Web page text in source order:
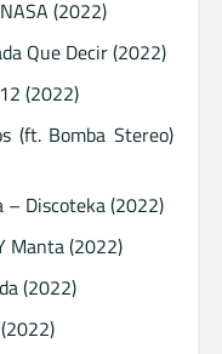
(2022)
Que Decir (2022)
(2022)
(ft. Bomba Stereo)
– Discoteka (2022)
Manta (2022)
(2022)